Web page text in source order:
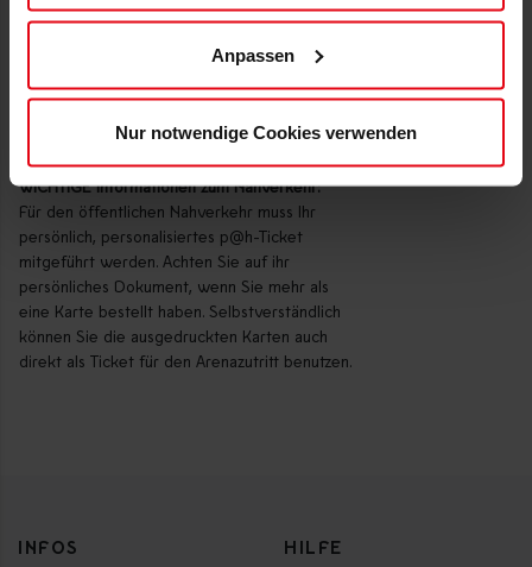
Anpassen
Nur notwendige Cookies verwenden
- Falls Sie mehrere Tickets gekauft haben,
ACHTUNG: Für den öffentlichen Nahverkehr
mitgeführt werden.
WICHTIGE Informationen zum Nahverkehr:
Für den öffentlichen Nahverkehr muss Ihr
persönlich, personalisiertes p@h-Ticket
mitgeführt werden. Achten Sie auf ihr
persönliches Dokument, wenn Sie mehr als
eine Karte bestellt haben. Selbstverständlich
können Sie die ausgedruckten Karten auch
direkt als Ticket für den Arenazutritt benutzen.
INFOS HILFE